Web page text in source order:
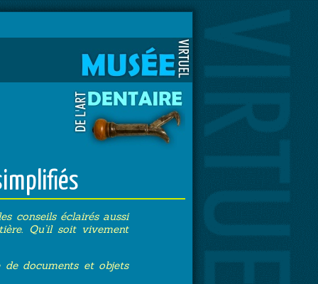
conseils éclairés aussi
Qu’il soit vivement
documents et objets